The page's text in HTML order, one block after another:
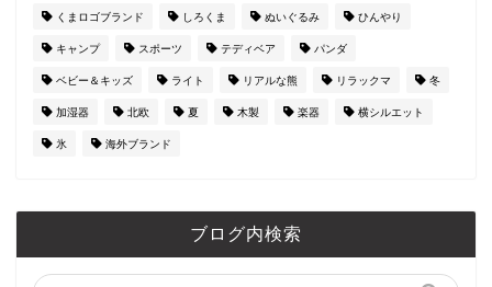
くまロゴブランド しろくま ぬいぐるみ ひんやり
キャンプ スポーツ テディベア パンダ
ベビー＆キッズ ライト リアルな熊 リラックマ 冬
加湿器 北欧 夏 木製 楽器 横シルエット
氷 海外ブランド
ブログ内検索